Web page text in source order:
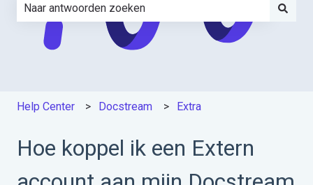
Er zijn geen suggesties want het zoekveld is leeg.
Help Center Docstream Extra
Hoe koppel ik een Extern